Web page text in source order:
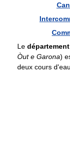
Le
Òut e Garona)
deux cours